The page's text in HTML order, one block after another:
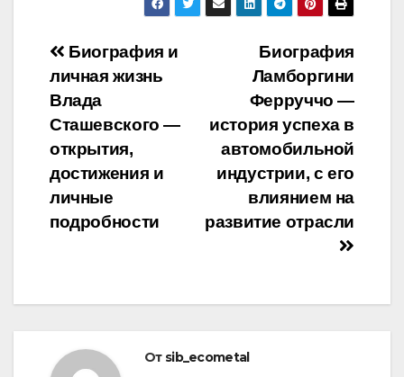
Навигация
по
записям
Биография
Ламборгини
Ферруччо —
история успеха в
автомобильной
индустрии, с его
влиянием на
развитие отрасли
Биография и
личная жизнь
Влада
Сташевского —
открытия,
достижения и
личные
подробности
От sib_ecometal